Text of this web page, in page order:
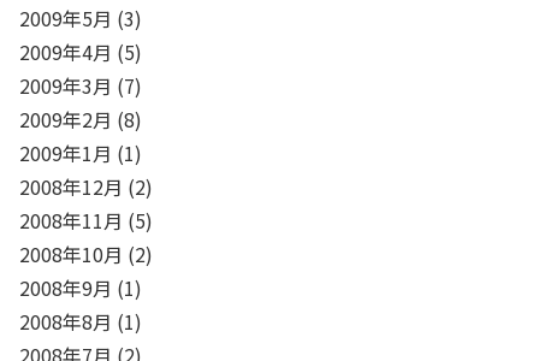
2009年5月 (3)
2009年4月 (5)
2009年3月 (7)
2009年2月 (8)
2009年1月 (1)
2008年12月 (2)
2008年11月 (5)
2008年10月 (2)
2008年9月 (1)
2008年8月 (1)
2008年7月 (2)